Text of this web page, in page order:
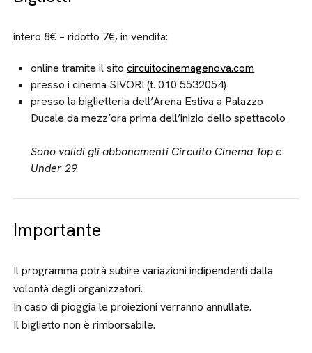
intero 8€ – ridotto 7€, in vendita:
online tramite il sitocircuitocinemagenova.com
presso i cinema SIVORI (t. 010 5532054)
presso la biglietteria dell’Arena Estiva a Palazzo
Ducale da mezz’ora prima dell’inizio dello spettacolo
Sono validi gli abbonamenti Circuito Cinema Top e
Under 29
Importante
Il programma potrà subire variazioni indipendenti dalla
volontà degli organizzatori.
In caso di pioggia le proiezioni verranno annullate.
Il biglietto non è rimborsabile.